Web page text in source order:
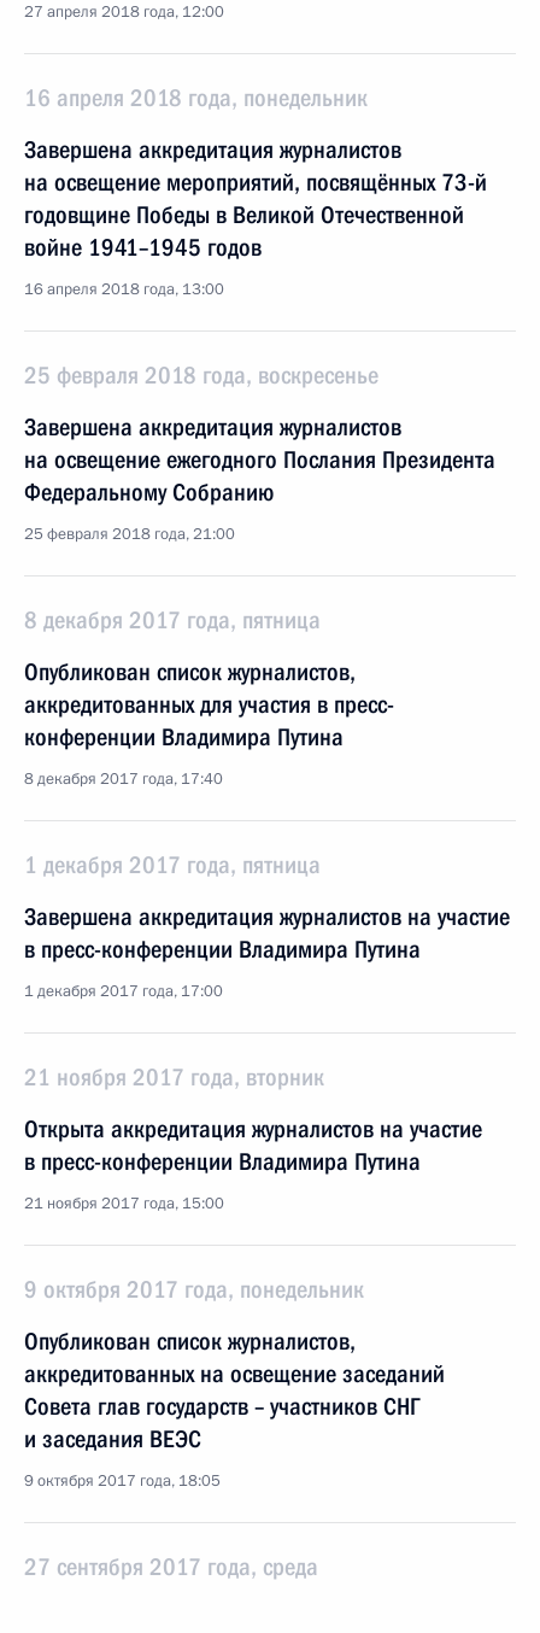
27 апреля 2018 года, 12:00
16 апреля 2018 года, понедельник
Завершена аккредитация журналистов
на освещение мероприятий, посвящённых 73-й
годовщине Победы в Великой Отечественной
войне 1941–1945 годов
16 апреля 2018 года, 13:00
25 февраля 2018 года, воскресенье
Завершена аккредитация журналистов
на освещение ежегодного Послания Президента
Федеральному Собранию
25 февраля 2018 года, 21:00
8 декабря 2017 года, пятница
Опубликован список журналистов,
аккредитованных для участия в пресс-
конференции Владимира Путина
8 декабря 2017 года, 17:40
1 декабря 2017 года, пятница
Завершена аккредитация журналистов на участие
в пресс-конференции Владимира Путина
1 декабря 2017 года, 17:00
21 ноября 2017 года, вторник
Открыта аккредитация журналистов на участие
в пресс-конференции Владимира Путина
21 ноября 2017 года, 15:00
9 октября 2017 года, понедельник
Опубликован список журналистов,
аккредитованных на освещение заседаний
Совета глав государств – участников СНГ
и заседания ВЕЭС
9 октября 2017 года, 18:05
27 сентября 2017 года, среда